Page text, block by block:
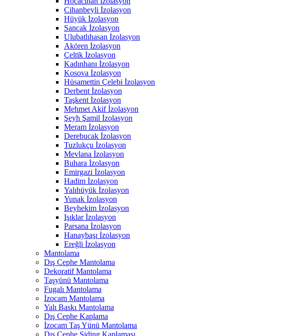
Cihanbeyli İzolasyon
Hüyük İzolasyon
Sancak İzolasyon
Ulubatlıhasan İzolasyon
Akören İzolasyon
Çeltik İzolasyon
Kadınhanı İzolasyon
Kosova İzolasyon
Hüsamettin Çelebi İzolasyon
Derbent İzolasyon
Taşkent İzolasyon
Mehmet Akif İzolasyon
Şeyh Şamil İzolasyon
Meram İzolasyon
Derebucak İzolasyon
Tuzlukçu İzolasyon
Mevlana İzolasyon
Buhara İzolasyon
Emirgazi İzolasyon
Hadim İzolasyon
Yalıhüyük İzolasyon
Yunak İzolasyon
Beyhekim İzolasyon
Işıklar İzolasyon
Parsana İzolasyon
Hanaybaşı İzolasyon
Ereğli İzolasyon
Mantolama
Dış Cephe Mantolama
Dekoratif Mantolama
Taşyünü Mantolama
Fugalı Mantolama
İzocam Mantolama
Yalı Baskı Mantolama
Dış Cephe Kaplama
İzocam Taş Yünü Mantolama